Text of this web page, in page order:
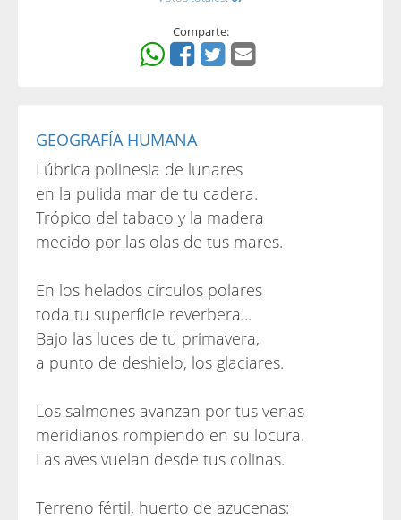
Comparte:
GEOGRAFÍA HUMANA
Lúbrica polinesia de lunares
en la pulida mar de tu cadera.
Trópico del tabaco y la madera
mecido por las olas de tus mares.
En los helados círculos polares
toda tu superficie reverbera...
Bajo las luces de tu primavera,
a punto de deshielo, los glaciares.
Los salmones avanzan por tus venas
meridianos rompiendo en su locura.
Las aves vuelan desde tus colinas.
Terreno fértil, huerto de azucenas: